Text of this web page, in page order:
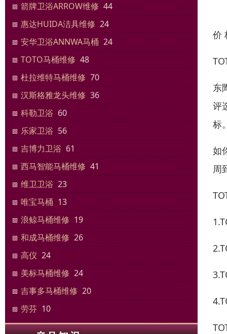
箭牌卫浴ARROW维修 44
惠达HUIDA洁具维修 24
安华卫浴ANNWA马桶 24
TOTO马桶维修 48
杜拉维特马桶维修 70
汉斯格雅龙头维修 36
科勒卫浴 60
乐家卫浴 56
吉博力卫浴 61
西马智能马桶维修 41
维卫卫浴 23
唯宝马桶 13
浪鲸马桶维修 19
和成马桶维修 26
高仪 24
美标马桶维修 24
吉事多马桶维修 20
劳芬 10
价
东
评
标
如
周